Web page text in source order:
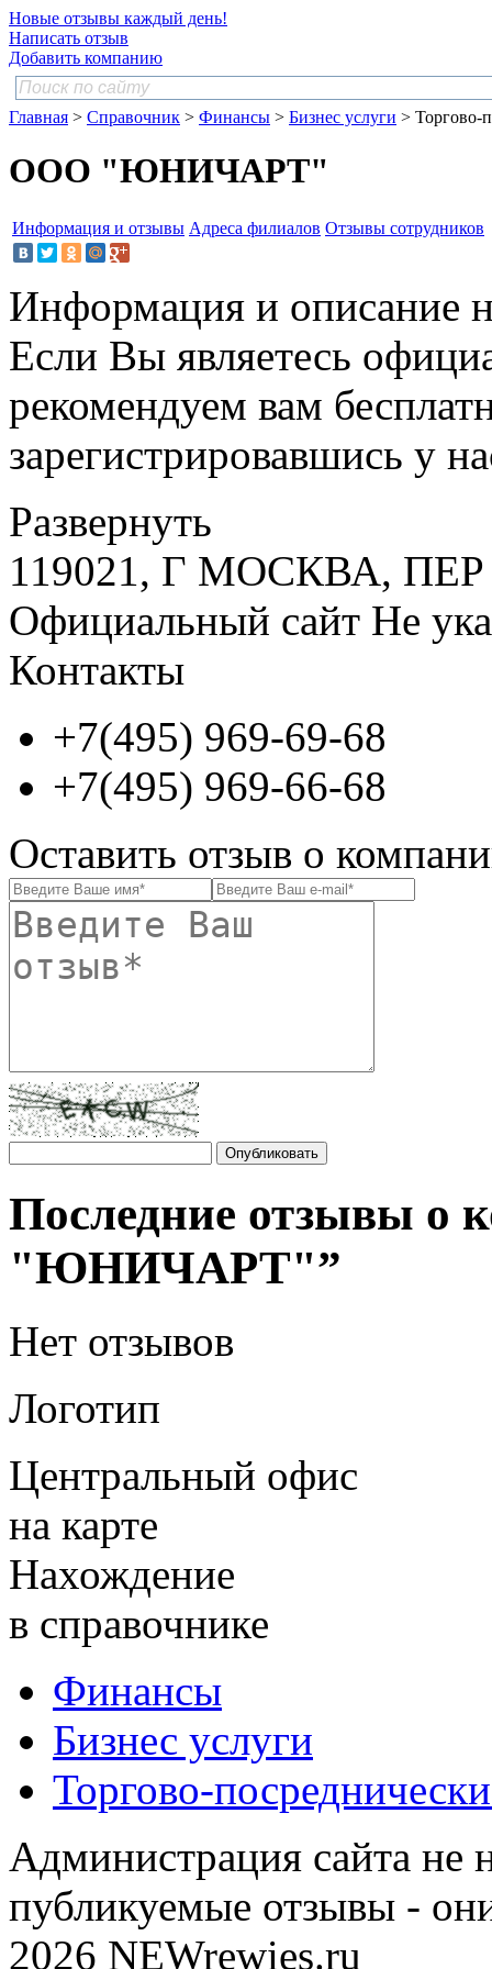
Новые отзывы каждый день!
Написать отзыв
Добавить компанию
Главная > Справочник > Финансы > Бизнес услуги > Торгово-
ООО "ЮНИЧАРТ"
Информация и отзывы Адреса филиалов Отзывы сотрудников
Информация и описание
Если Вы являетесь
рекомендуем вам
зарегистрировавшись у
Развернуть
119021, Г МОСКВА,
Официальный сайт Не
Контакты
+7(495) 969-69-68
+7(495) 969-66-68
Оставить отзыв о
Последние отзывы о
"ЮНИЧАРТ"”
Нет отзывов
Логотип
Центральный офис
на карте
Нахождение
в справочнике
Финансы
Бизнес услуги
Торгово-
Администрация сайта не
публикуемые отзывы -
2026 NEWrewies.ru